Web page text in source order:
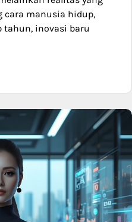
cara manusia hidup,
tahun, inovasi baru